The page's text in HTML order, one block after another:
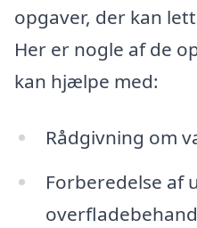
opgaver, der kan
Her er nogle af de
kan hjælpe med:
Rådgivning om
Forberedelse af